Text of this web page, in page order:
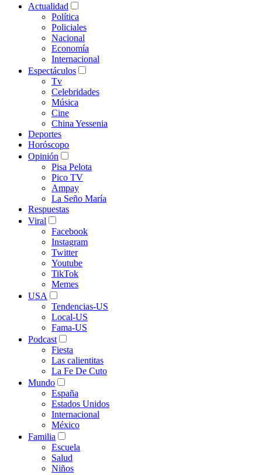
Actualidad
Política
Policiales
Nacional
Economía
Internacional
Espectáculos
Tv
Celebridades
Música
Cine
China Yessenia
Deportes
Horóscopo
Opinión
Pisa Pelota
Pico TV
Ampay
La Seño María
Respuestas
Viral
Facebook
Instagram
Twitter
Youtube
TikTok
Memes
USA
Tendencias-US
Local-US
Fama-US
Podcast
Fiesta
Las calientitas
La Fe De Cuto
Mundo
España
Estados Unidos
Internacional
México
Familia
Escuela
Salud
Niños